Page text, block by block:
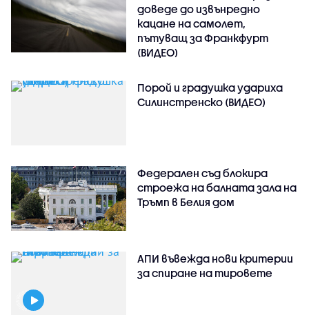
доведе до извънредно
кацане на самолет,
пътуващ за Франкфурт
(ВИДЕО)
Порой и градушка удариха
Силинстренско (ВИДЕО)
Федерален съд блокира
строежа на балната зала на
Тръмп в Белия дом
АПИ въвежда нови критерии
за спиране на тировете